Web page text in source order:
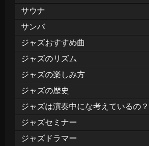
サウナ
サンバ
ジャズおすすめ曲
ジャズのリズム
ジャズの楽しみ方
ジャズの歴史
ジャズは演奏中にな考えているの？
ジャズセミナー
ジャズドラマー